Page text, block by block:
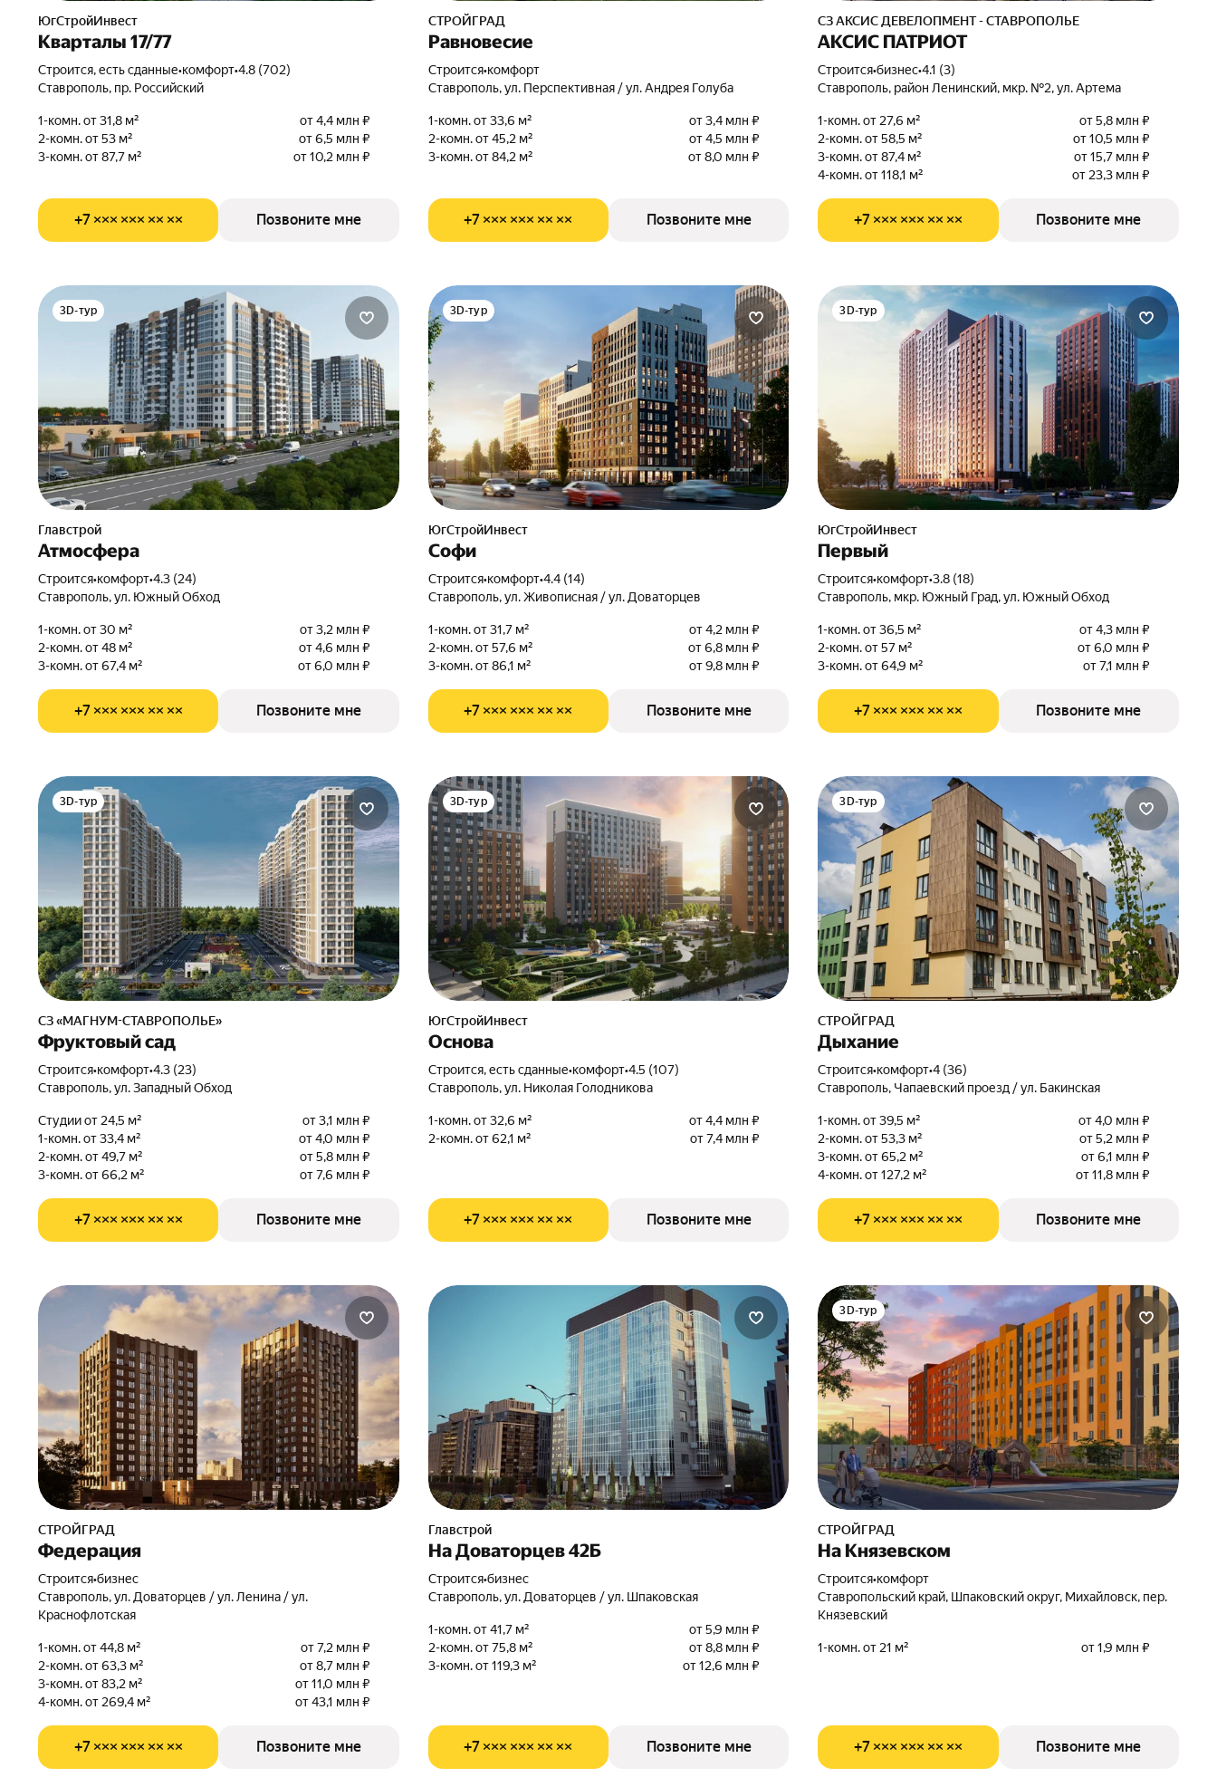
ЮгСтройИнвест
Кварталы 17/77
Строится, есть сданные•комфорт•4.8 (702)
Ставрополь, пр. Российский
1-комн. от 31,8 м²
от 4,4 млн ₽
2-комн. от 53 м²
от 6,5 млн ₽
3-комн. от 87,7 м²
от 10,2 млн ₽
+7 ××× ××× ×× ×× Позвоните мне
СТРОЙГРАД
Равновесие
Строится•комфорт
Ставрополь, ул. Перспективная / ул. Андрея Голуба
1-комн. от 33,6 м²
от 3,4 млн ₽
2-комн. от 45,2 м²
от 4,5 млн ₽
3-комн. от 84,2 м²
от 8,0 млн ₽
+7 ××× ××× ×× ×× Позвоните мне
СЗ АКСИС ДЕВЕЛОПМЕНТ - СТАВРОПОЛЬЕ
АКСИС ПАТРИОТ
Строится•бизнес•4.1 (3)
Ставрополь, район Ленинский, мкр. №2, ул. Артема
1-комн. от 27,6 м²
от 5,8 млн ₽
2-комн. от 58,5 м²
от 10,5 млн ₽
3-комн. от 87,4 м²
от 15,7 млн ₽
4-комн. от 118,1 м²
от 23,3 млн ₽
+7 ××× ××× ×× ×× Позвоните мне
3D-тур
Главстрой
Атмосфера
Строится•комфорт•4.3 (24)
Ставрополь, ул. Южный Обход
1-комн. от 30 м²
от 3,2 млн ₽
2-комн. от 48 м²
от 4,6 млн ₽
3-комн. от 67,4 м²
от 6,0 млн ₽
+7 ××× ××× ×× ×× Позвоните мне
3D-тур
ЮгСтройИнвест
Софи
Строится•комфорт•4.4 (14)
Ставрополь, ул. Живописная / ул. Доваторцев
1-комн. от 31,7 м²
от 4,2 млн ₽
2-комн. от 57,6 м²
от 6,8 млн ₽
3-комн. от 86,1 м²
от 9,8 млн ₽
+7 ××× ××× ×× ×× Позвоните мне
3D-тур
ЮгСтройИнвест
Первый
Строится•комфорт•3.8 (18)
Ставрополь, мкр. Южный Град, ул. Южный Обход
1-комн. от 36,5 м²
от 4,3 млн ₽
2-комн. от 57 м²
от 6,0 млн ₽
3-комн. от 64,9 м²
от 7,1 млн ₽
+7 ××× ××× ×× ×× Позвоните мне
3D-тур
СЗ «МАГНУМ-СТАВРОПОЛЬЕ»
Фруктовый сад
Строится•комфорт•4.3 (23)
Ставрополь, ул. Западный Обход
Студии от 24,5 м²
от 3,1 млн ₽
1-комн. от 33,4 м²
от 4,0 млн ₽
2-комн. от 49,7 м²
от 5,8 млн ₽
3-комн. от 66,2 м²
от 7,6 млн ₽
+7 ××× ××× ×× ×× Позвоните мне
3D-тур
ЮгСтройИнвест
Основа
Строится, есть сданные•комфорт•4.5 (107)
Ставрополь, ул. Николая Голодникова
1-комн. от 32,6 м²
от 4,4 млн ₽
2-комн. от 62,1 м²
от 7,4 млн ₽
+7 ××× ××× ×× ×× Позвоните мне
3D-тур
СТРОЙГРАД
Дыхание
Строится•комфорт•4 (36)
Ставрополь, Чапаевский проезд / ул. Бакинская
1-комн. от 39,5 м²
от 4,0 млн ₽
2-комн. от 53,3 м²
от 5,2 млн ₽
3-комн. от 65,2 м²
от 6,1 млн ₽
4-комн. от 127,2 м²
от 11,8 млн ₽
+7 ××× ××× ×× ×× Позвоните мне
СТРОЙГРАД
Федерация
Строится•бизнес
Ставрополь, ул. Доваторцев / ул. Ленина / ул.
Краснофлотская
1-комн. от 44,8 м²
от 7,2 млн ₽
2-комн. от 63,3 м²
от 8,7 млн ₽
3-комн. от 83,2 м²
от 11,0 млн ₽
4-комн. от 269,4 м²
от 43,1 млн ₽
+7 ××× ××× ×× ×× Позвоните мне
Главстрой
На Доваторцев 42Б
Строится•бизнес
Ставрополь, ул. Доваторцев / ул. Шпаковская
1-комн. от 41,7 м²
от 5,9 млн ₽
2-комн. от 75,8 м²
от 8,8 млн ₽
3-комн. от 119,3 м²
от 12,6 млн ₽
+7 ××× ××× ×× ×× Позвоните мне
3D-тур
СТРОЙГРАД
На Князевском
Строится•комфорт
Ставропольский край, Шпаковский округ, Михайловск, пер.
Князевский
1-комн. от 21 м² от 1,9 млн ₽
+7 ××× ××× ×× ×× Позвоните мне